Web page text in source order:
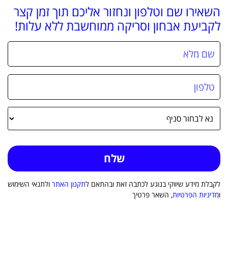
השאירו שם וטלפון ונחזור אליכם תוך זמן קצר
לקביעת אבחון וסריקה ממוחשבת ללא עלות!
לקבלת מידע שיווקי בנוגע לכתבה זאת ובהתאם לתקנון האתר ולתנאי השימוש
ומדיניות הפרטיות, השאר פרטיך